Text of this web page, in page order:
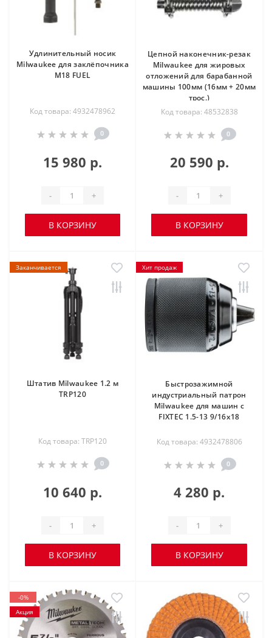
Удлинительный носик
Milwaukee для заклёпочника
M18 FUEL
Код товара: 4932478962
0
15 980 р.
- +
В КОРЗИНУ
Цепной наконечник-резак
Milwaukee для жировых
отложений для барабанной
машины 100мм (16мм + 20мм
трос.)
Код товара: 48532838
0
20 590 р.
- +
В КОРЗИНУ
Заканчивается
Штатив Milwaukee 1.2 м
TRP120
Код товара: TRP120
0
10 640 р.
- +
В КОРЗИНУ
Хит продаж
Быстрозажимной
индустриальный патрон
Milwaukee для машин с
FIXTEC 1.5-13 9/16x18
Код товара: 4932478806
0
4 280 р.
- +
В КОРЗИНУ
-0%
Акция